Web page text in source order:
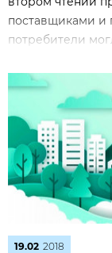
поставщиками и
потребители
19.02 2018